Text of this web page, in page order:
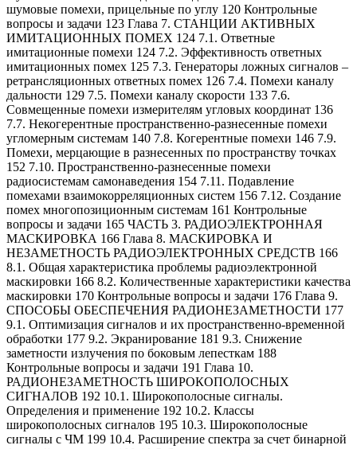
шумовые помехи, прицельные по углу 120 Контрольные
вопросы и задачи 123 Глава 7. СТАНЦИИ АКТИВНЫХ
ИМИТАЦИОННЫХ ПОМЕХ 124 7.1. Ответные
имитационные помехи 124 7.2. Эффективность ответных
имитационных помех 125 7.3. Генераторы ложных сигналов –
ретрансляционных ответных помех 126 7.4. Помехи каналу
дальности 129 7.5. Помехи каналу скорости 133 7.6.
Совмещенные помехи измерителям угловых координат 136
7.7. Некогерентные пространственно-разнесенные помехи
угломерным системам 140 7.8. Когерентные помехи 146 7.9.
Помехи, мерцающие в разнесенных по пространству точках
152 7.10. Пространственно-разнесенные помехи
радиосистемам самонаведения 154 7.11. Подавление
помехами взаимокорреляционных систем 156 7.12. Создание
помех многопозиционным системам 161 Контрольные
вопросы и задачи 165 ЧАСТЬ 3. РАДИОЭЛЕКТРОННАЯ
МАСКИРОВКА 166 Глава 8. МАСКИРОВКА И
НЕЗАМЕТНОСТЬ РАДИОЭЛЕКТРОННЫХ СРЕДСТВ 166
8.1. Общая характеристика проблемы радиоэлектронной
маскировки 166 8.2. Количественные характеристики качества
маскировки 170 Контрольные вопросы и задачи 176 Глава 9.
СПОСОБЫ ОБЕСПЕЧЕНИЯ РАДИОНЕЗАМЕТНОСТИ 177
9.1. Оптимизация сигналов и их пространственно-временной
обработки 177 9.2. Экранирование 181 9.3. Снижение
заметности излучения по боковым лепесткам 188
Контрольные вопросы и задачи 191 Глава 10.
РАДИОНЕЗАМЕТНОСТЬ ШИРОКОПОЛОСНЫХ
СИГНАЛОВ 192 10.1. Широкополосные сигналы.
Определения и применение 192 10.2. Классы
широкополосных сигналов 195 10.3. Широкополосные
сигналы с ЧМ 199 10.4. Расширение спектра за счет бинарной